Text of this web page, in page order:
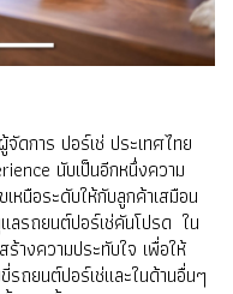
ดการ ปอร์เช่ ประเทศไทย
นับเป็นอีกหนึ่งความ
หนือระดับให้กับลูกค้าเสมือน
เลรถยนต์ปอร์เช่คันโปรด ใน
ร้างความประทับใจ เพื่อให้
ถยนต์ปอร์เช่และในด้านอื่นๆ